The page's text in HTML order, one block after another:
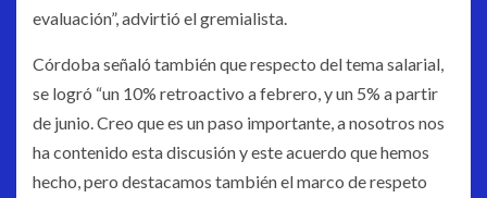
evaluación”, advirtió el gremialista.
Córdoba señaló también que respecto del tema salarial,
se logró “un 10% retroactivo a febrero, y un 5% a partir
de junio. Creo que es un paso importante, a nosotros nos
ha contenido esta discusión y este acuerdo que hemos
hecho, pero destacamos también el marco de respeto